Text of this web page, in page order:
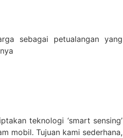
sebagai petualangan yang
teknologi ‘smart sensing’
mobil. Tujuan kami sederhana,